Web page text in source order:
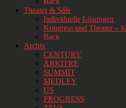
Theater & Säle
Individuelle Lösungen
Kongress und Theater –
Back
Archiv
CENTURY
ARKITRE
SUMMIT
MEDLEY
US
PROGRESS